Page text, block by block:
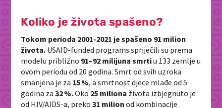
Koliko je života spašeno?
Tokom perioda 2001-2021 je spašeno 91 milion
života. USAID-funded programs spriječili su prema
modelu približno 91–92 milijuna smrtiu 133 zemlje u
ovom periodu od 20 godina. Smrt od svih uzroka
smanjena je za 15 %, a smrtnost djece mlađe od 5
godina za32 %.Oko 25 miliona života izbjegnuto je
od HIV/AIDS‑a, preko31 milion od kombinacije